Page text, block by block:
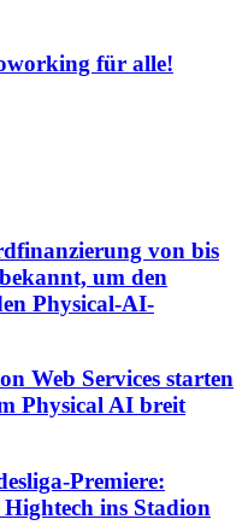
für alle!
von bis
um den
Physical-AI-
Web Services starten
Physical AI breit
Premiere:
ins Stadion